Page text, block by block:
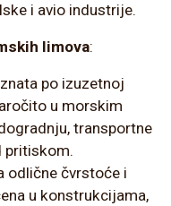
i avio industrije.
limova:
po izuzetnoj
u morskim
transportne
pritiskom.
odlične čvrstoće i
u konstrukcijama,